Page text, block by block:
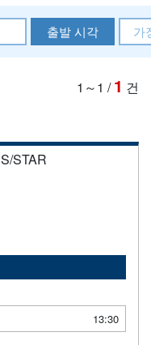
출발 시각 가
1～1 /1 건
STAR
13:30